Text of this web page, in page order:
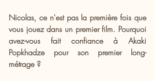
Nicolas, ce n'est pas la première fois que
vous jouez dans un premier film. Pourquoi
avez-vous fait confiance à Akaki
Popkhadze pour son premier long-
métrage ?